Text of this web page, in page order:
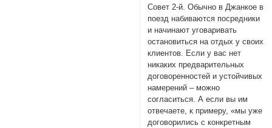
Совет 2-й. Обычно в Джанкое в
поезд набиваются посредники
и начинают уговаривать
остановиться на отдых у своих
клиентов. Если у вас нет
никаких предварительных
договоренностей и устойчивых
намерений – можно
согласиться. А если вы им
отвечаете, к примеру, «мы уже
договорились с конкретным